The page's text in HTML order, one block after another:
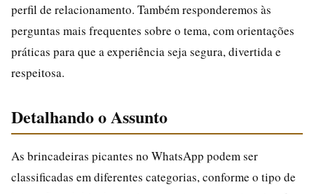
perfil de relacionamento. Também responderemos às
perguntas mais frequentes sobre o tema, com orientações
práticas para que a experiência seja segura, divertida e
respeitosa.
Detalhando o Assunto
As brincadeiras picantes no WhatsApp podem ser
classificadas em diferentes categorias, conforme o tipo de